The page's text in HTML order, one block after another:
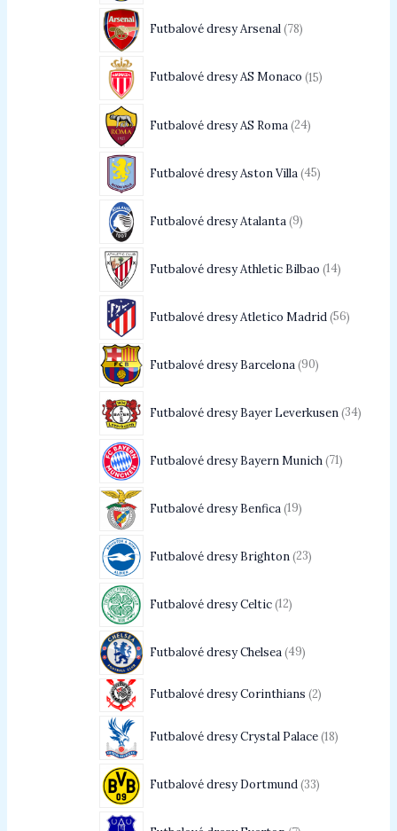
Futbalové dresy Arsenal 78
Futbalové dresy AS Monaco 15
Futbalové dresy AS Roma 24
Futbalové dresy Aston Villa 45
Futbalové dresy Atalanta 9
Futbalové dresy Athletic Bilbao 14
Futbalové dresy Atletico Madrid 56
Futbalové dresy Barcelona 90
Futbalové dresy Bayer Leverkusen 34
Futbalové dresy Bayern Munich 71
Futbalové dresy Benfica 19
Futbalové dresy Brighton 23
Futbalové dresy Celtic 12
Futbalové dresy Chelsea 49
Futbalové dresy Corinthians 2
Futbalové dresy Crystal Palace 18
Futbalové dresy Dortmund 33